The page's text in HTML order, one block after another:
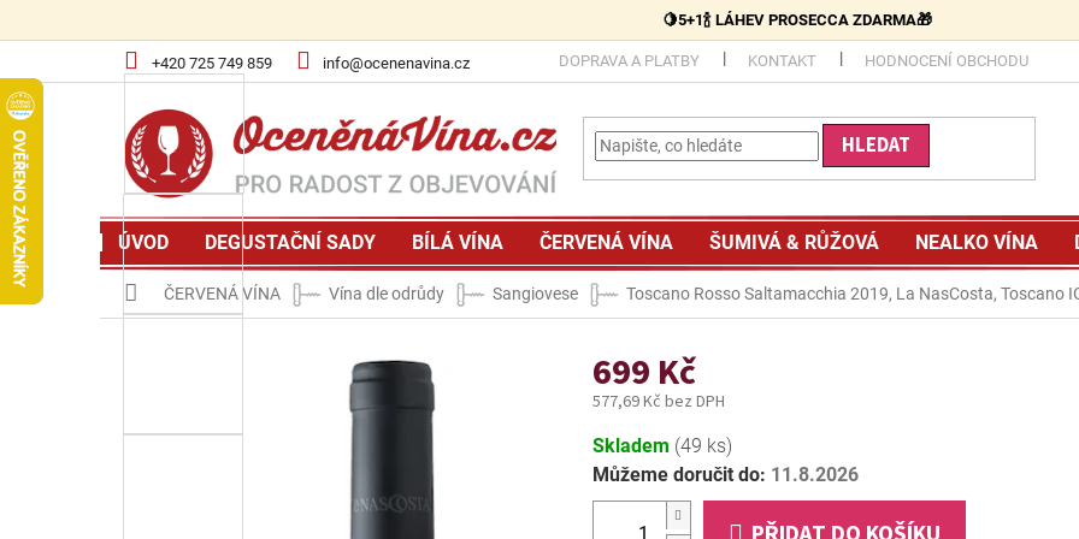
🍋5+1🍾 LÁHEV PROSECCA ZDARMA🎁
+420 725 749 859 info@ocenenavina.cz DOPRAVA A PLATBY KONTAKT HODNOCENÍ OBCHODU
HLEDAT
ÚVOD DEGUSTAČNÍ SADY BÍLÁ VÍNA ČERVENÁ VÍNA ŠUMIVÁ & RŮŽOVÁ NEALKO VÍNA
Domů
ČERVENÁ VÍNA Vína dle odrůdy Sangiovese Toscano Rosso Saltamacchia 2019, La NasCosta, Toscano
699 Kč
577,69 Kč bez DPH
Měrná
cena:
Skladem (49 ks)
Můžeme doručit do: 11.8.2026